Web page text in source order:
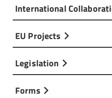
International
EU Projects
Legislation
Forms